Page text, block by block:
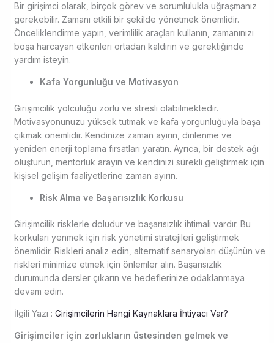
Bir girişimci olarak, birçok görev ve sorumlulukla uğraşmanız
gerekebilir. Zamanı etkili bir şekilde yönetmek önemlidir.
Önceliklendirme yapın, verimlilik araçları kullanın, zamanınızı
boşa harcayan etkenleri ortadan kaldırın ve gerektiğinde
yardım isteyin.
Kafa Yorgunluğu ve Motivasyon
Girişimcilik yolculuğu zorlu ve stresli olabilmektedir.
Motivasyonunuzu yüksek tutmak ve kafa yorgunluğuyla başa
çıkmak önemlidir. Kendinize zaman ayırın, dinlenme ve
yeniden enerji toplama fırsatları yaratın. Ayrıca, bir destek ağı
oluşturun, mentorluk arayın ve kendinizi sürekli geliştirmek için
kişisel gelişim faaliyetlerine zaman ayırın.
Risk Alma ve Başarısızlık Korkusu
Girişimcilik risklerle doludur ve başarısızlık ihtimali vardır. Bu
korkuları yenmek için risk yönetimi stratejileri geliştirmek
önemlidir. Riskleri analiz edin, alternatif senaryoları düşünün ve
riskleri minimize etmek için önlemler alın. Başarısızlık
durumunda dersler çıkarın ve hedeflerinize odaklanmaya
devam edin.
İlgili Yazı : Girişimcilerin Hangi Kaynaklara İhtiyacı Var?
Girişimciler için zorlukların üstesinden gelmek ve